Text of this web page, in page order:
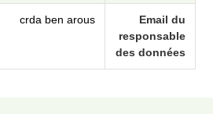
Email du
responsable
des données
crda ben arous